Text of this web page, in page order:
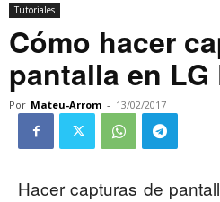
Tutoriales
Cómo hacer
pantalla en LG
Por Mateu-Arrom - 13/02/2017
Hacer capturas de